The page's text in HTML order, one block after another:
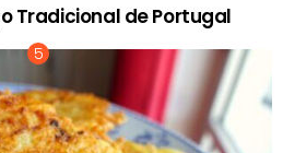
Tradicional de Portugal